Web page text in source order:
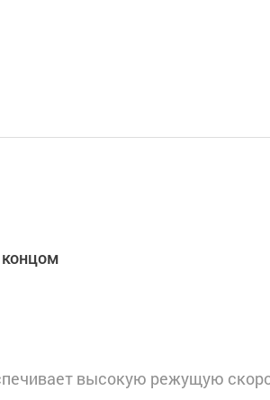
высокую режущую